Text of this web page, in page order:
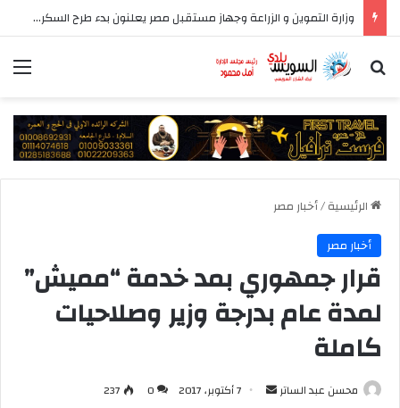
وزارة التموين و الزراعة وجهاز مستقبل مصر يعلنون بدء طرح السكر الحر بسعر 25 جنيهًا للكيلو اعتبارًا من غد الخميس
بحث عن
الرئيسية/أخبار مصر
أخبار مصر
قرار جمهوري بمد خدمة “مميش”
لمدة عام بدرجة وزير وصلاحيات
كاملة
محسن عبد الساتر
أرسل 7 أكتوبر، 2017 0
237